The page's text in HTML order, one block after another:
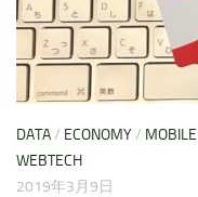
DATA/ ECONOMY/ MOBILE
WEBTECH
2019年3月9日